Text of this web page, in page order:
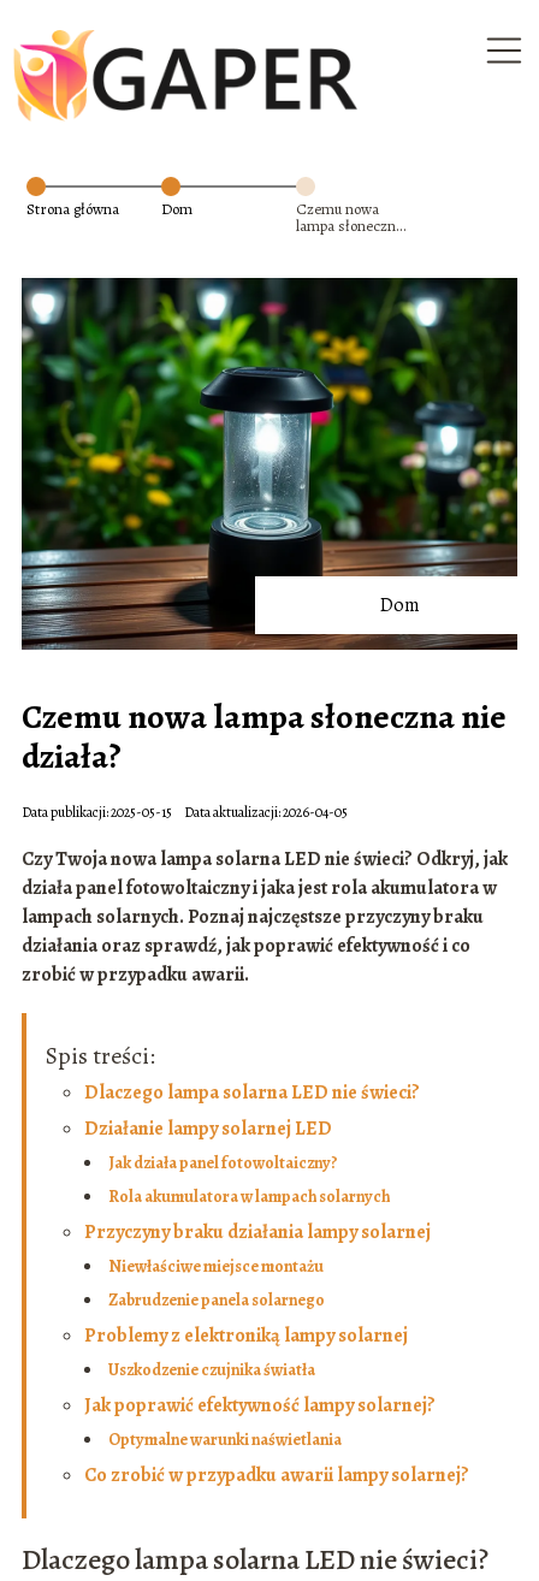
Strona główna Dom
Czemu nowa
lampa słoneczna
Dom
Czemu nowa lampa słoneczna nie
działa?
Data publikacji: 2025-05-15 Data aktualizacji: 2026-04-05
Czy Twoja nowa lampa solarna LED nie świeci? Odkryj, jak
działa panel fotowoltaiczny i jaka jest rola akumulatora w
lampach solarnych. Poznaj najczęstsze przyczyny braku
działania oraz sprawdź, jak poprawić efektywność i co
zrobić w przypadku awarii.
Spis treści:
Dlaczego lampa solarna LED nie świeci?
Działanie lampy solarnej LED
Jak działa panel fotowoltaiczny?
Rola akumulatora w lampach solarnych
Przyczyny braku działania lampy solarnej
Niewłaściwe miejsce montażu
Zabrudzenie panela solarnego
Problemy z elektroniką lampy solarnej
Uszkodzenie czujnika światła
Jak poprawić efektywność lampy solarnej?
Optymalne warunki naświetlania
Co zrobić w przypadku awarii lampy solarnej?
Dlaczego lampa solarna LED nie świeci?